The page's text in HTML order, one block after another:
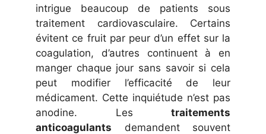
intrigue beaucoup de patients sous
traitement cardiovasculaire. Certains
évitent ce fruit par peur d’un effet sur la
coagulation, d’autres continuent à en
manger chaque jour sans savoir si cela
peut modifier l’efficacité de leur
médicament. Cette inquiétude n’est pas
anodine. Les traitements
anticoagulants demandent souvent